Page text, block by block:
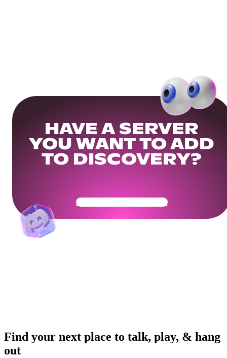
HAVE A SERVER
YOU WANT TO ADD
TO DISCOVERY?
Get Your Community Ready
Find your next place to talk, play, & hang
out